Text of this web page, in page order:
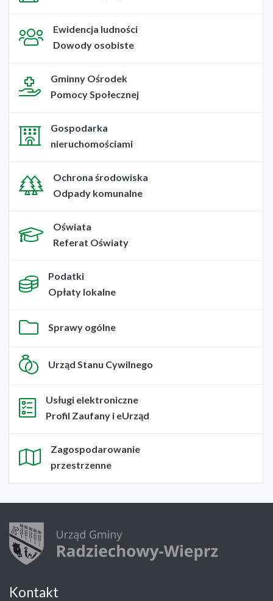
Ewidencja ludności
Dowody osobiste
Gminny Ośrodek
Pomocy Społecznej
Gospodarka
nieruchomościami
Ochrona środowiska
Odpady komunalne
Oświata
Referat Oświaty
Podatki
Opłaty lokalne
Sprawy ogólne
Urząd Stanu Cywilnego
Usługi elektroniczne
Profil Zaufany i eUrząd
Zagospodarowanie
przestrzenne
Kontakt